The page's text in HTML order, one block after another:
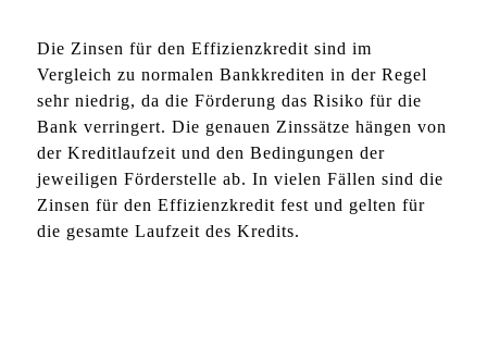
Die Zinsen für den Effizienzkredit sind im
Vergleich zu normalen Bankkrediten in der Regel
sehr niedrig, da die Förderung das Risiko für die
Bank verringert. Die genauen Zinssätze hängen von
der Kreditlaufzeit und den Bedingungen der
jeweiligen Förderstelle ab. In vielen Fällen sind die
Zinsen für den Effizienzkredit fest und gelten für
die gesamte Laufzeit des Kredits.